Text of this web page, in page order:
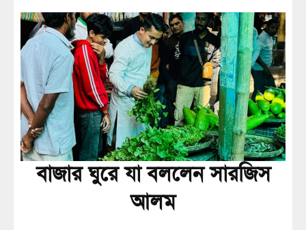
বাজার ঘুরে যা বললেন সারজিস
আলম